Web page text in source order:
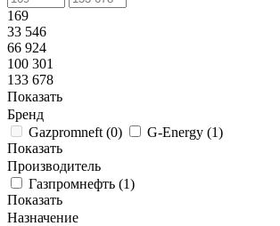
169
33 546
66 924
100 301
133 678
Показать
Бренд
Gazpromneft (0) G-Energy (1)
Показать
Производитель
Газпромнефть (1)
Показать
Назначение